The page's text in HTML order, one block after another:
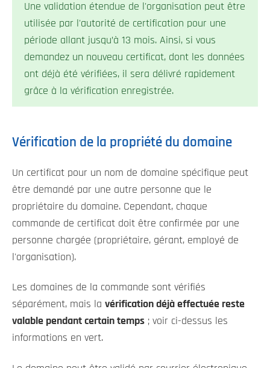
Une validation étendue de l'organisation peut être
utilisée par l'autorité de certification pour une
période allant jusqu’à 13 mois. Ainsi, si vous
demandez un nouveau certificat, dont les données
ont déjà été vérifiées, il sera délivré rapidement
grâce à la vérification enregistrée.
Vérification de la propriété du domaine
Un certificat pour un nom de domaine spécifique peut
être demandé par une autre personne que le
propriétaire du domaine. Cependant, chaque
commande de certificat doit être confirmée par une
personne chargée (propriétaire, gérant, employé de
l'organisation).
Les domaines de la commande sont vérifiés
séparément, mais la vérification déjà effectuée reste
valable pendant certain temps ; voir ci-dessus les
informations en vert.